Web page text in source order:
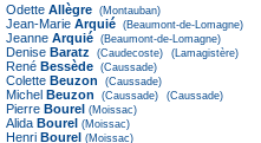
Odette Allègre (Montauban)
Jean-Marie Arquié (Beaumont-de-Lomagne)
Jeanne Arquié (Beaumont-de-Lomagne)
Denise Baratz (Caudecoste) (Lamagistère)
René Bessède (Caussade)
Colette Beuzon (Caussade)
Michel Beuzon (Caussade) (Caussade)
Pierre Bourel (Moissac)
Alida Bourel (Moissac)
Henri Bourel (Moissac)